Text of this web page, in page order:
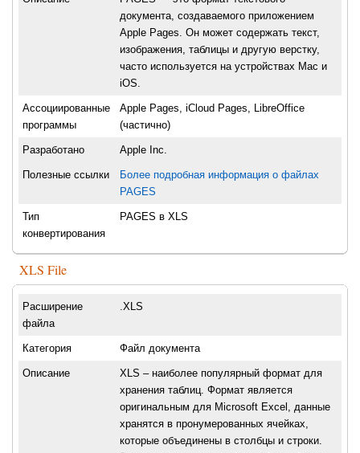
документа, создаваемого приложением
Apple Pages. Он может содержать текст,
изображения, таблицы и другую верстку,
часто используется на устройствах Mac и
iOS.
Ассоциированные
программы
Apple Pages, iCloud Pages, LibreOffice
(частично)
Разработано Apple Inc.
Полезные ссылки
Более подробная информация о файлах
PAGES
Тип
конвертирования
PAGES в XLS
XLS File
Расширение
файла
.XLS
Категория Файл документа
Описание
XLS – наиболее популярный формат для
хранения таблиц. Формат является
оригинальным для Microsoft Excel, данные
хранятся в пронумерованных ячейках,
которые объединены в столбцы и строки.